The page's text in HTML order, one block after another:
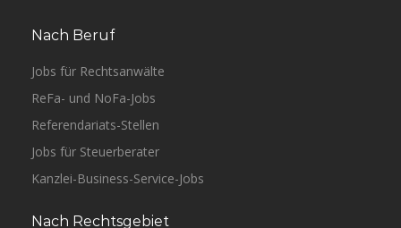
Nach Beruf
Jobs für Rechtsanwälte
ReFa- und NoFa-Jobs
Referendariats-Stellen
Jobs für Steuerberater
Kanzlei-Business-Service-Jobs
Nach Rechtsgebiet